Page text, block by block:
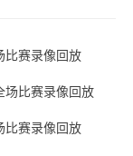
比赛录像回放
场比赛录像回放
比赛录像回放